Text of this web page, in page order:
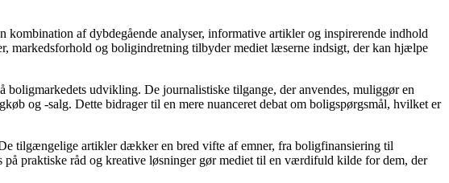
af dybdegående analyser, informative artikler og inspirerende indhold
markedsforhold og boligindretning tilbyder mediet læserne indsigt, der kan hjælpe
udvikling. De journalistiske tilgange, der anvendes, muliggør en
og -salg. Dette bidrager til en mere nuanceret debat om boligspørgsmål, hvilket er
tilgængelige artikler dækker en bred vifte af emner, fra boligfinansiering til
praktiske råd og kreative løsninger gør mediet til en værdifuld kilde for dem, der